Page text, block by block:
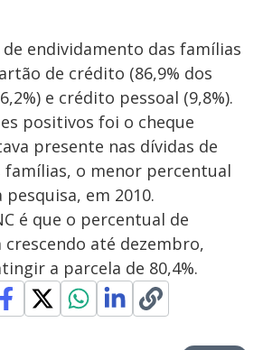
endividamento das famílias
de crédito (86,9% dos
e crédito pessoal (9,8%).
positivos foi o cheque
presente nas dívidas de
famílias, o menor percentual
em 2010.
é que o percentual de
crescendo até dezembro,
a parcela de 80,4%.